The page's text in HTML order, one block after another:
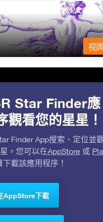
- 被鐵鍊鎖著的少女
視圖
Star Finder應
觀看您的星星！
Finder App搜索、定位並
。您可以在AppStore 或
下載該應用程序！
AppStore下載